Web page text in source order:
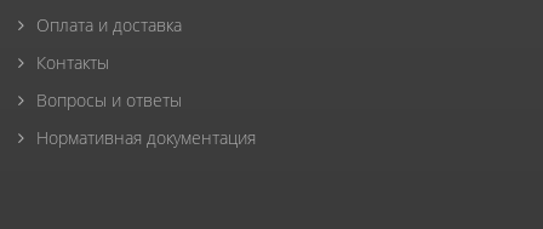
Оплата и доставка
Контакты
Вопросы и ответы
Нормативная документация